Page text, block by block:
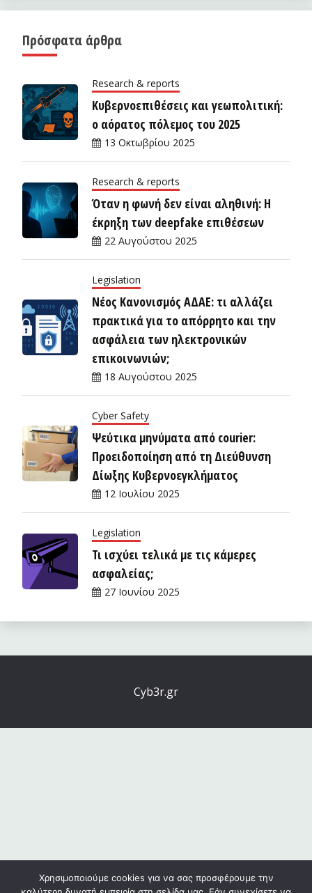
Πρόσφατα άρθρα
Research & reports
Κυβερνοεπιθέσεις και γεωπολιτική:
ο αόρατος πόλεμος του 2025
13 Οκτωβρίου 2025
Research & reports
Όταν η φωνή δεν είναι αληθινή: Η
έκρηξη των deepfake επιθέσεων
22 Αυγούστου 2025
Legislation
Νέος Κανονισμός ΑΔΑΕ: τι αλλάζει
πρακτικά για το απόρρητο και την
ασφάλεια των ηλεκτρονικών
επικοινωνιών;
18 Αυγούστου 2025
Cyber Safety
Ψεύτικα μηνύματα από courier:
Προειδοποίηση από τη Διεύθυνση
Δίωξης Κυβερνοεγκλήματος
12 Ιουλίου 2025
Legislation
Τι ισχύει τελικά με τις κάμερες
ασφαλείας;
27 Ιουνίου 2025
Cyb3r.gr
Χρησιμοποιούμε cookies για να σας προσφέρουμε την